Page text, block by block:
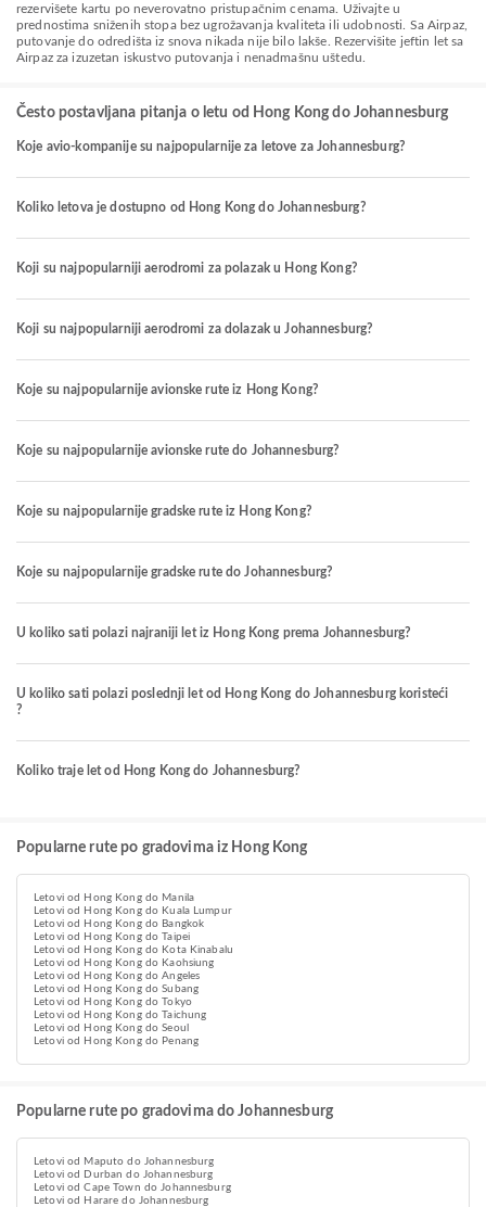
rezervišete kartu po neverovatno pristupačnim cenama. Uživajte u
prednostima sniženih stopa bez ugrožavanja kvaliteta ili udobnosti. Sa Airpaz,
putovanje do odredišta iz snova nikada nije bilo lakše. Rezervišite jeftin let sa
Airpaz za izuzetan iskustvo putovanja i nenadmašnu uštedu.
Često postavljana pitanja o letu od Hong Kong do Johannesburg
Koje avio-kompanije su najpopularnije za letove za Johannesburg?
Koliko letova je dostupno od Hong Kong do Johannesburg?
Koji su najpopularniji aerodromi za polazak u Hong Kong?
Koji su najpopularniji aerodromi za dolazak u Johannesburg?
Koje su najpopularnije avionske rute iz Hong Kong?
Koje su najpopularnije avionske rute do Johannesburg?
Koje su najpopularnije gradske rute iz Hong Kong?
Koje su najpopularnije gradske rute do Johannesburg?
U koliko sati polazi najraniji let iz Hong Kong prema Johannesburg?
U koliko sati polazi poslednji let od Hong Kong do Johannesburg koristeći
?
Koliko traje let od Hong Kong do Johannesburg?
Popularne rute po gradovima iz Hong Kong
Letovi od Hong Kong do Manila
Letovi od Hong Kong do Kuala Lumpur
Letovi od Hong Kong do Bangkok
Letovi od Hong Kong do Taipei
Letovi od Hong Kong do Kota Kinabalu
Letovi od Hong Kong do Kaohsiung
Letovi od Hong Kong do Angeles
Letovi od Hong Kong do Subang
Letovi od Hong Kong do Tokyo
Letovi od Hong Kong do Taichung
Letovi od Hong Kong do Seoul
Letovi od Hong Kong do Penang
Popularne rute po gradovima do Johannesburg
Letovi od Maputo do Johannesburg
Letovi od Durban do Johannesburg
Letovi od Cape Town do Johannesburg
Letovi od Harare do Johannesburg